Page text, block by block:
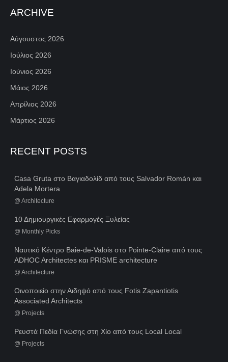
ARCHIVE
Αύγουστος 2026
Ιούλιος 2026
Ιούνιος 2026
Μάιος 2026
Απρίλιος 2026
Μάρτιος 2026
RECENT POSTS
Casa Gruta στο Βαγιαδολίδ από τους Salvador Román και
Adela Mortera
@ Architecture
10 Δημιουργικές Εφαρμογές Ξυλείας
@ Monthly Picks
Ναυτικό Κέντρο Baie-de-Valois στο Pointe-Claire από τους
ADHOC Architectes και PRISME architecture
@ Architecture
Οινοποιείο στην Αιδηψό από τους Fotis Zapantiotis
Associated Architects
@ Projects
Ρευστά Πεδία Γνώσης στη Χίο από τους Local Local
@ Projects